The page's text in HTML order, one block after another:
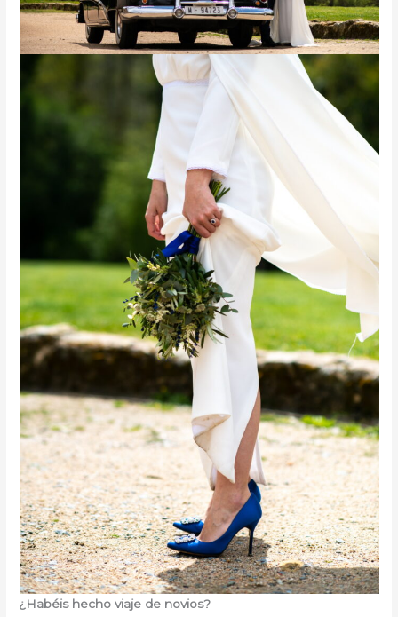
¿Habéis hecho viaje de novios?